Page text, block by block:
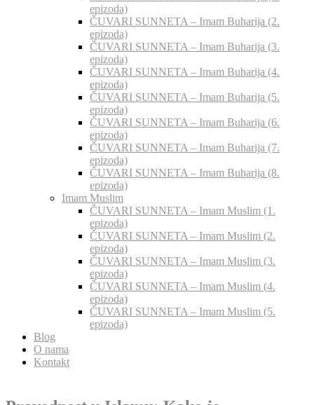
epizoda)
ČUVARI SUNNETA – Imam Buharija (2.
epizoda)
ČUVARI SUNNETA – Imam Buharija (3.
epizoda)
ČUVARI SUNNETA – Imam Buharija (4.
epizoda)
ČUVARI SUNNETA – Imam Buharija (5.
epizoda)
ČUVARI SUNNETA – Imam Buharija (6.
epizoda)
ČUVARI SUNNETA – Imam Buharija (7.
epizoda)
ČUVARI SUNNETA – Imam Buharija (8.
epizoda)
Imam Muslim
ČUVARI SUNNETA – Imam Muslim (1.
epizoda)
ČUVARI SUNNETA – Imam Muslim (2.
epizoda)
ČUVARI SUNNETA – Imam Muslim (3.
epizoda)
ČUVARI SUNNETA – Imam Muslim (4.
epizoda)
ČUVARI SUNNETA – Imam Muslim (5.
epizoda)
Blog
O nama
Kontakt